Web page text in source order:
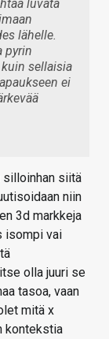
luvata
lähelle.
pyrin
sellaisia
ei
silloinhan siitä
niin
3d markkeja
isompi vai
olla juuri se
tasoa, vaan
mitä x
kontekstia